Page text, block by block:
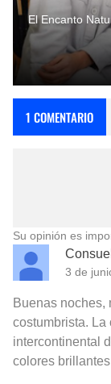
El Encanto
1 COMENTARIO
Su opinión es
3 de
Buenas noches,
costumbrista. La
intercontinental
colores